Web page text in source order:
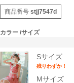
商品番号 stjj7547d
カラー サイズ
Sサイズ
残りわずか！
Mサイズ